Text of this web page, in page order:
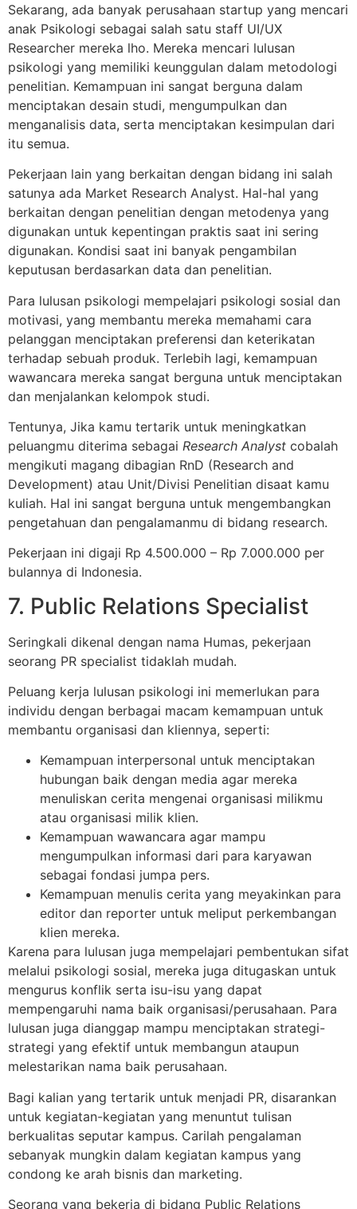
Sekarang, ada banyak perusahaan startup yang mencari
anak Psikologi sebagai salah satu staff UI/UX
Researcher mereka lho. Mereka mencari lulusan
psikologi yang memiliki keunggulan dalam metodologi
penelitian. Kemampuan ini sangat berguna dalam
menciptakan desain studi, mengumpulkan dan
menganalisis data, serta menciptakan kesimpulan dari
itu semua.
Pekerjaan lain yang berkaitan dengan bidang ini salah
satunya ada Market Research Analyst. Hal-hal yang
berkaitan dengan penelitian dengan metodenya yang
digunakan untuk kepentingan praktis saat ini sering
digunakan. Kondisi saat ini banyak pengambilan
keputusan berdasarkan data dan penelitian.
Para lulusan psikologi mempelajari psikologi sosial dan
motivasi, yang membantu mereka memahami cara
pelanggan menciptakan preferensi dan keterikatan
terhadap sebuah produk. Terlebih lagi, kemampuan
wawancara mereka sangat berguna untuk menciptakan
dan menjalankan kelompok studi.
Tentunya, Jika kamu tertarik untuk meningkatkan
peluangmu diterima sebagai Research Analyst cobalah
mengikuti magang dibagian RnD (Research and
Development) atau Unit/Divisi Penelitian disaat kamu
kuliah. Hal ini sangat berguna untuk mengembangkan
pengetahuan dan pengalamanmu di bidang research.
Pekerjaan ini digaji Rp 4.500.000 – Rp 7.000.000 per
bulannya di Indonesia.
7. Public Relations Specialist
Seringkali dikenal dengan nama Humas, pekerjaan
seorang PR specialist tidaklah mudah.
Peluang kerja lulusan psikologi ini memerlukan para
individu dengan berbagai macam kemampuan untuk
membantu organisasi dan kliennya, seperti:
Kemampuan interpersonal untuk menciptakan
hubungan baik dengan media agar mereka
menuliskan cerita mengenai organisasi milikmu
atau organisasi milik klien.
Kemampuan wawancara agar mampu
mengumpulkan informasi dari para karyawan
sebagai fondasi jumpa pers.
Kemampuan menulis cerita yang meyakinkan para
editor dan reporter untuk meliput perkembangan
klien mereka.
Karena para lulusan juga mempelajari pembentukan sifat
melalui psikologi sosial, mereka juga ditugaskan untuk
mengurus konflik serta isu-isu yang dapat
mempengaruhi nama baik organisasi/perusahaan. Para
lulusan juga dianggap mampu menciptakan strategi-
strategi yang efektif untuk membangun ataupun
melestarikan nama baik perusahaan.
Bagi kalian yang tertarik untuk menjadi PR, disarankan
untuk kegiatan-kegiatan yang menuntut tulisan
berkualitas seputar kampus. Carilah pengalaman
sebanyak mungkin dalam kegiatan kampus yang
condong ke arah bisnis dan marketing.
Seorang yang bekerja di bidang Public Relations